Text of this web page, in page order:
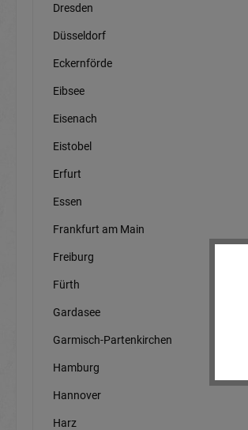
Dresden
Düsseldorf
Eckernförde
Eibsee
Eisenach
Eistobel
Erfurt
Essen
Frankfurt am Main
Freiburg
Fürth
Gardasee
Garmisch-Partenkirchen
Hamburg
Hannover
Harz